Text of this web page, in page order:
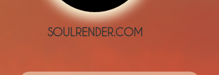
SOULRENDER.COM